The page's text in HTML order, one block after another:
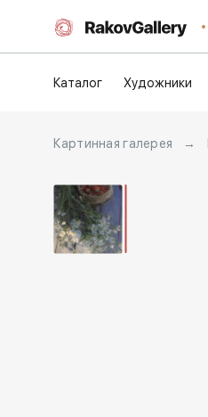
Каталог Художники
Картинная галерея →